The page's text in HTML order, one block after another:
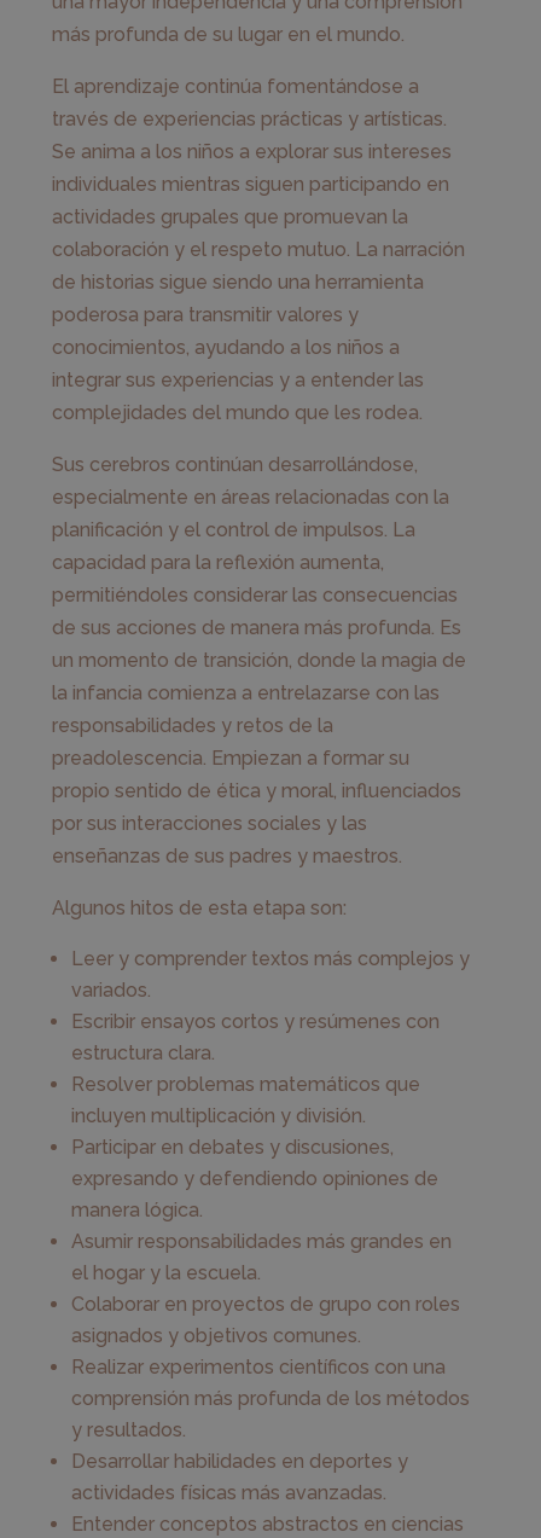
más profunda de su lugar en el mundo.
El aprendizaje continúa fomentándose a
través de experiencias prácticas y artísticas.
Se anima a los niños a explorar sus intereses
individuales mientras siguen participando en
actividades grupales que promuevan la
colaboración y el respeto mutuo. La narración
de historias sigue siendo una herramienta
poderosa para transmitir valores y
conocimientos, ayudando a los niños a
integrar sus experiencias y a entender las
complejidades del mundo que les rodea.
Sus cerebros continúan desarrollándose,
especialmente en áreas relacionadas con la
planificación y el control de impulsos. La
capacidad para la reflexión aumenta,
permitiéndoles considerar las consecuencias
de sus acciones de manera más profunda. Es
un momento de transición, donde la magia de
la infancia comienza a entrelazarse con las
responsabilidades y retos de la
preadolescencia. Empiezan a formar su
propio sentido de ética y moral, influenciados
por sus interacciones sociales y las
enseñanzas de sus padres y maestros.
Algunos hitos de esta etapa son:
Leer y comprender textos más complejos y
variados.
Escribir ensayos cortos y resúmenes con
estructura clara.
Resolver problemas matemáticos que
incluyen multiplicación y división.
Participar en debates y discusiones,
expresando y defendiendo opiniones de
manera lógica.
Asumir responsabilidades más grandes en
el hogar y la escuela.
Colaborar en proyectos de grupo con roles
asignados y objetivos comunes.
Realizar experimentos científicos con una
comprensión más profunda de los métodos
y resultados.
Desarrollar habilidades en deportes y
actividades físicas más avanzadas.
Entender conceptos abstractos en ciencias